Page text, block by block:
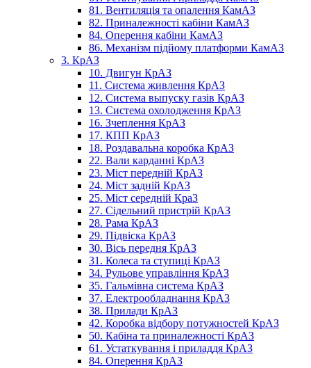
81. Вентиляція та опалення КамАЗ
82. Приналежності кабіни КамАЗ
84. Оперення кабіни КамАЗ
86. Механізм підйому платформи КамАЗ
3. КрАЗ
10. Двигун КрАЗ
11. Система живлення КрАЗ
12. Система выпуску газів КрАЗ
13. Система охолодження КрАЗ
16. Зчеплення КрАЗ
17. КПП КрАЗ
18. Роздавальна коробка КрАЗ
22. Вали карданні КрАЗ
23. Міст передній КрАЗ
24. Міст задній КрАЗ
25. Міст середній КраЗ
27. Сідельний пристрій КрАЗ
28. Рама КрАЗ
29. Підвіска КрАЗ
30. Вісь передня КрАЗ
31. Колеса та ступиці КрАЗ
34. Рульове управління КрАЗ
35. Гальмівна система КрАЗ
37. Електрообладнання КрАЗ
38. Прилади КрАЗ
42. Коробка відбору потужностей КрАЗ
50. Кабіна та приналежності КрАЗ
61. Устаткування і приладдя КрАЗ
84. Оперення КрАЗ